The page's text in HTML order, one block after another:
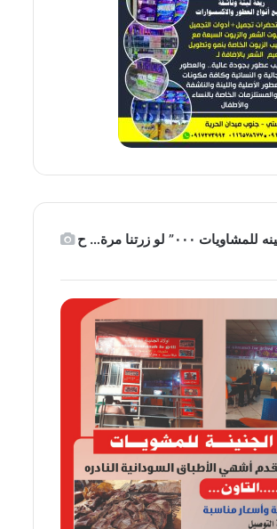
مطعم أولاد الجنينه للمشاويات ٠٠٠” لو زرتنا مرة… ح